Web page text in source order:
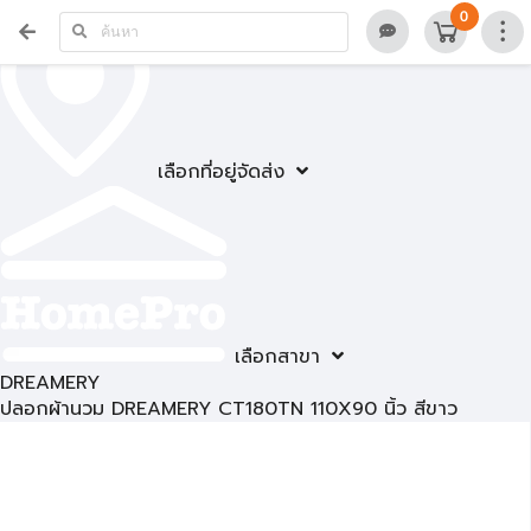
เลือกที่อยู่จัดส่ง
เลือกสาขา
0
DREAMERY
ปลอกผ้านวม DREAMERY CT180TN 110X90 นิ้ว สีขาว